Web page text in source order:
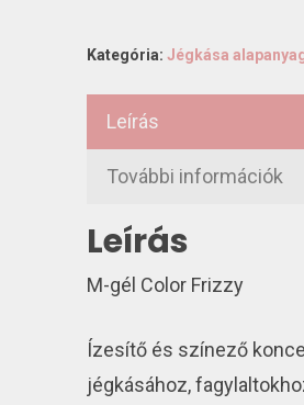
Kategória: Jégkása
Leírás
További információk
Leírás
M-gél Color Frizzy
Ízesítő és színező
jégkásához,